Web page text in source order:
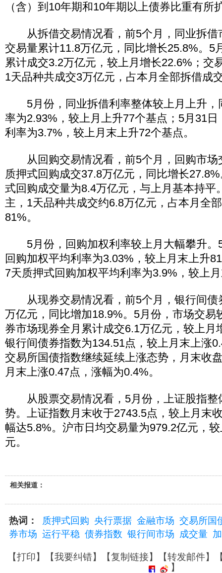
（含）到10年期和10年期以上债券比重有所
从拆借交易情况看，前5个月，同业拆借
交易量累计11.8万亿元，同比增长25.8%。5
累计成交3.2万亿元，较上月增长22.6%；交
1天品种共成交3万亿元，占本月全部拆借成
5月份，同业拆借利率整体较上月上升，
率为2.93%，较上月上升77个基点；5月31
利率为3.7%，较上月末上升72个基点。
从回购交易情况看，前5个月，回购市场
质押式回购成交37.8万亿元，同比增长
式回购成交量为8.4万亿元，与上月基本持平
主，1天品种共成交约6.8万亿元，占本月全
81%。
5月份，回购加权利率较上月大幅攀升。
回购加权平均利率为3.03%，较上月末上升
7天质押式回购加权平均利率为3.9%，较上
从现券交易情况看，前5个月，银行间债
万亿元，同比增加18.9%。5月份，市场交易
券市场现券全月累计成交6.1万亿元，较上月
银行间债券指数为134.51点，较上月末上涨
交易所国债指数继续延续上涨态势，月末收
月末上涨0.47点，涨幅为0.4%。
从股票交易情况看，5月份，上证股指整
势。上证指数月末收于2743.5点，较上月末
幅达5.8%。沪市日均交易量为979.2亿元，
元。
相关报道：
热词： 质押式回购 央行票据 金融市场 交易所国
券市场 运行平稳 债券指数 银行间市场 成交量
【打印】【我要纠错】【复制链接】【转发邮件】
】